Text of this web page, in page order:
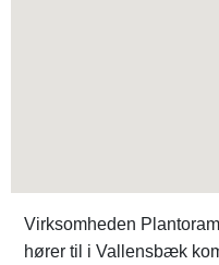
Virksomheden
hører til i Vallensbæk